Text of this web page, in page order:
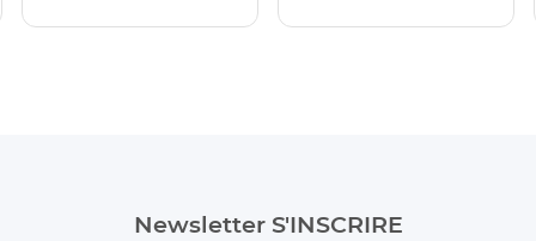
Newsletter S'INSCRIRE